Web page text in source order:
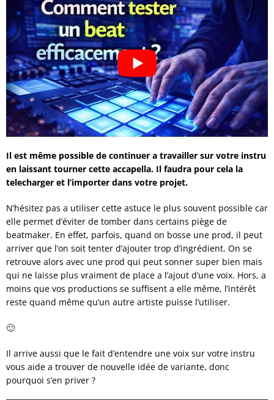
Il est même possible de continuer a travailler sur votre instru
en laissant tourner cette accapella. Il faudra pour cela la
telecharger et l’importer dans votre projet.
N’hésitez pas a utiliser cette astuce le plus souvent possible car
elle permet d’éviter de tomber dans certains piège de
beatmaker. En effet, parfois, quand on bosse une prod, il peut
arriver que l’on soit tenter d’ajouter trop d’ingrédient. On se
retrouve alors avec une prod qui peut sonner super bien mais
qui ne laisse plus vraiment de place a l’ajout d’une voix. Hors, a
moins que vos productions se suffisent a elle même, l’intérêt
reste quand même qu’un autre artiste puisse l’utiliser.
🙂
Il arrive aussi que le fait d’entendre une voix sur votre instru
vous aide a trouver de nouvelle idée de variante, donc
pourquoi s’en priver ?